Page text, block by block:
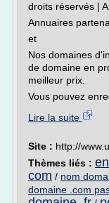
droits réservés |
Annuaires
et
Nos domaines
de domaine en
meilleur prix.
Vous pouvez
Lire la suite
Site : http://
Thèmes liés :
com / nom
domaine .com